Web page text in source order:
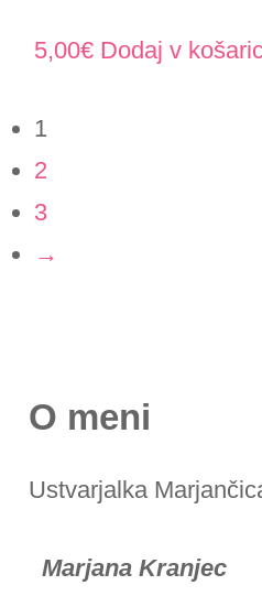
5,00€ Dodaj v
1
2
3
→
O meni
Ustvarjalka
Marjana Kranjec